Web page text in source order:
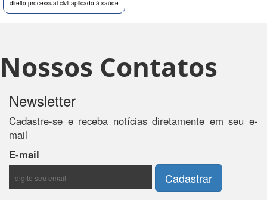
direito processual civil aplicado à saúde
Nossos Contatos
Newsletter
Cadastre-se e receba notícias diretamente em seu e-
mail
E-mail